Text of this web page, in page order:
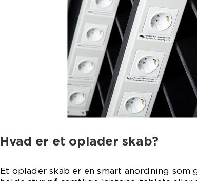
Hvad er et oplader skab?
Et oplader skab er en smart anordning